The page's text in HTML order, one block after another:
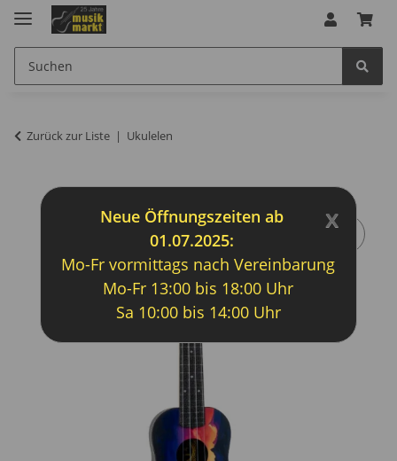
Zurück zur Liste Ukulelen
x
Neue Öffnungszeiten ab
01.07.2025:
Mo-Fr vormittags nach Vereinbarung
Mo-Fr 13:00 bis 18:00 Uhr
Sa 10:00 bis 14:00 Uhr